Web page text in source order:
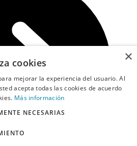
×
cookies
mejorar la experiencia del usuario. Al
acepta todas las cookies de acuerdo
Más información
NECESARIAS